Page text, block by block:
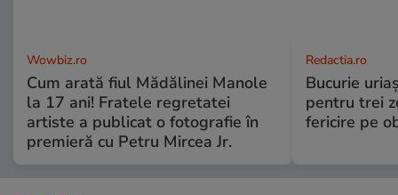
Wowbiz.ro
Cum arată fiul Mădălinei Manole
la 17 ani! Fratele regretatei
artiste a publicat o fotografie în
premieră cu Petru Mircea Jr.
Redactia.ro
Bucurie
pentru trei
fericire pe